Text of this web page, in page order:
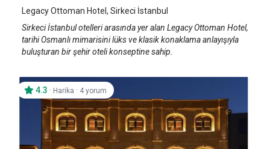
Legacy Ottoman Hotel, Sirkeci İstanbul
Sirkeci İstanbul otelleri arasında yer alan Legacy Ottoman Hotel,
tarihi Osmanlı mimarisini lüks ve klasik konaklama anlayışıyla
buluşturan bir şehir oteli konseptine sahip.
4.3 · Harika · 4 yorum